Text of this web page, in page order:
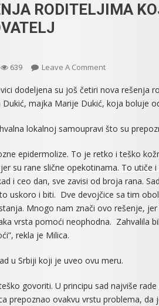
RODITELJIMA
639 Leave A CommentOn
REŠENJA
RODITELJIMA
SU
STATUS
RODITELJ
–
NEGOVATELJ
dodeljena su još četiri nova rešenja
majka Marije Dukić, koja boluje
lokalnoj samoupravi što su
epidermolize. To je retko i teško
su rane slične opekotinama. To utiče
i ceo dan, sve zavisi od broja rana.
uskoro i biti. Dve devojčice sa tim
Mnogo nam znači ovo rešenje,
vrsta pomoći neophodna. Zahvalila
rekla je Milica.
u Srbiji koji je uveo ovu meru.
govoriti. U principu sad najviše
prepoznao ovakvu vrstu problema,